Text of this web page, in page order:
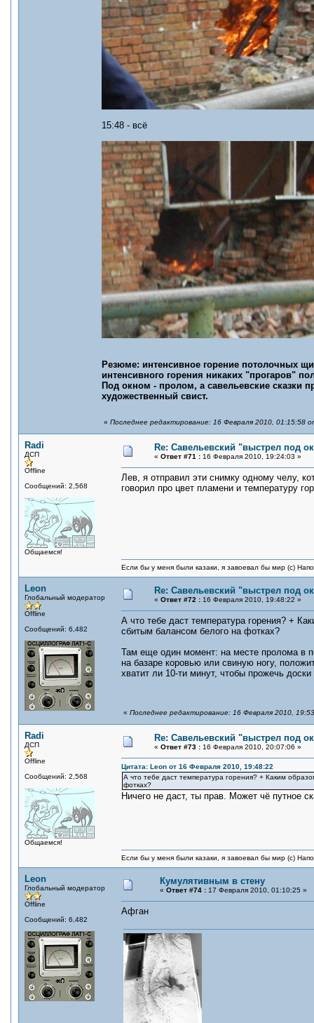
15:48 - всё
Резюме: интенсивное горение потолочных
интенсивного горения никаких "прогаров"
Под окном - пролом, а савельевские сказки
художественный свист.
« Последнее редактирование: 16 Февраля 2010, 01:15:58
Radi
ДСП
Offline
Сообщений: 2,568
Общаемся!
Re: Савельевский "выстрел под
« Ответ #71 : 16 Февраля 2010, 19:24:03 »
Лев, я отправил эти снимку одному челу,
говорил про цвет пламени и температуру
Если бы у меня были казаки, я завоевал бы мир (с)
Leon
Глобальный модератор
Offline
Сообщений: 6,482
Re: Савельевский "выстрел под
« Ответ #72 : 16 Февраля 2010, 19:48:22 »
А что тебе даст температура горения? +
сбитым балансом белого на фотках?
Там еще один момент: на месте пролома в
на базаре коровью или свиную ногу,
хватит ли 10-ти минут, чтобы прожечь
« Последнее редактирование: 16 Февраля 2010,
Radi
ДСП
Offline
Сообщений: 2,568
Общаемся!
Re: Савельевский "выстрел под
« Ответ #73 : 16 Февраля 2010, 20:07:06 »
Цитата: Leon от 16 Февраля 2010, 19:48:22
А что тебе даст температура горения? + Каким
фотках?
Ничего не даст, ты прав. Может чё путное
Если бы у меня были казаки, я завоевал бы мир (с)
Leon
Глобальный модератор
Offline
Сообщений: 6,482
Кумулятивным в стену
« Ответ #74 : 17 Февраля 2010, 01:10:25 »
Афган